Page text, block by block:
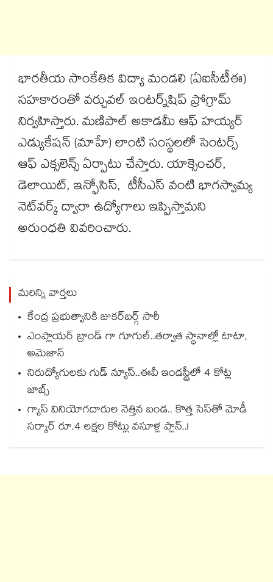
భారతీయ సాంకేతిక విద్యా మండలి (ఏఐసీటీఈ)
సహకారంతో వర్చువల్ ఇంటర్న్‌‌‌‌‌‌‌‌‌‌‌‌‌‌‌‌‌‌‌‌‌‌‌‌‌‌‌‌‌‌‌‌షిప్ ప్రోగ్రామ్
నిర్వహిస్తారు. మణిపాల్ అకాడమీ ఆఫ్ హయ్యర్
ఎడ్యుకేషన్ (మాహే) లాంటి సంస్థలలో సెంటర్స్
ఆఫ్ ఎక్సలెన్స్ ఏర్పాటు చేస్తారు. యాక్సెంచర్,
డెలాయిట్, ఇన్ఫోసిస్, టీసీఎస్ వంటి భాగస్వామ్య
నెట్‌‌‌‌‌‌‌‌‌‌‌‌‌‌‌‌‌‌‌‌‌‌‌‌‌‌‌‌‌‌‌‌వర్క్ ద్వారా ఉద్యోగాలు ఇప్పిస్తామని
అరుంధతి వివరించారు.
మరిన్ని వార్తలు
కేంద్ర ప్రభుత్వానికి జుకర్‌‌‌‌‌‌‌‌‌‌‌‌‌‌‌‌‌‌‌‌‌‌‌‌‌‌‌‌‌‌‌‌బర్గ్ సారీ
ఎంప్లాయర్ బ్రాండ్ గా గూగుల్..తర్వాత స్థానాల్లో టాటా,
అమెజాన్
నిరుద్యోగులకు గుడ్ న్యూస్..ఈవీ ఇండస్ట్రీలో 4 కోట్ల
జాబ్స్
గ్యాస్ వినియోగదారుల నెత్తిన బండ.. కొత్త సెస్‌తో మోడీ
సర్కార్ రూ.4 లక్షల కోట్లు వసూళ్ల ప్లాన్..!